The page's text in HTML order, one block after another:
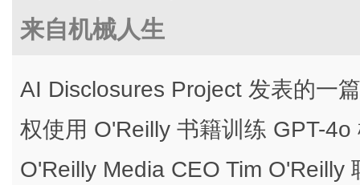
来自机械人生
AI Disclosures Project 发表的一
权使用 O'Reilly 书籍训练 GPT-
O'Reilly Media CEO Tim O'Reilly